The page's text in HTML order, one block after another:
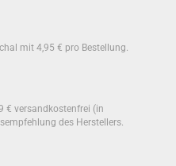
mit 4,95 € pro Bestellung.
€ versandkostenfrei (in
des Herstellers.